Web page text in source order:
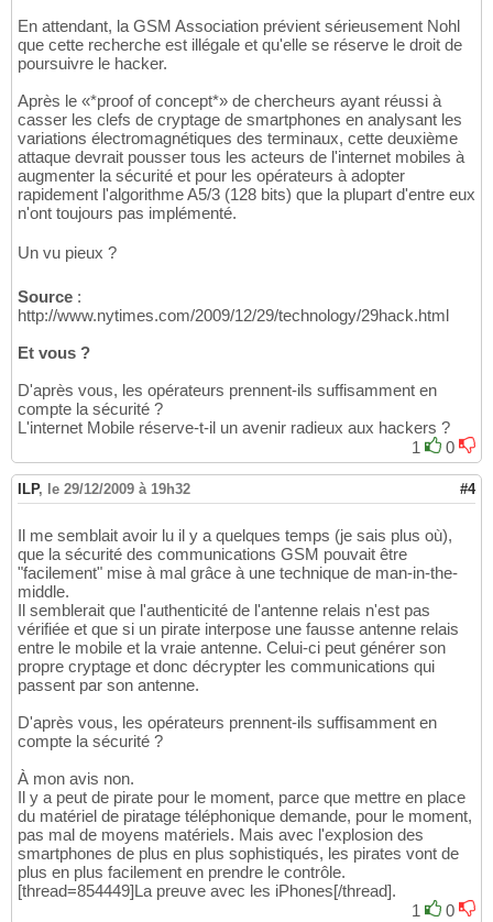
En attendant, la GSM Association prévient sérieusement Nohl
que cette recherche est illégale et qu'elle se réserve le droit de
poursuivre le hacker.
Après le «*proof of concept*» de chercheurs ayant réussi à
casser les clefs de cryptage de smartphones en analysant les
variations électromagnétiques des terminaux, cette deuxième
attaque devrait pousser tous les acteurs de l'internet mobiles à
augmenter la sécurité et pour les opérateurs à adopter
rapidement l'algorithme A5/3 (128 bits) que la plupart d'entre eux
n'ont toujours pas implémenté.
Un vu pieux ?
Source :
http://www.nytimes.com/2009/12/29/technology/29hack.html
Et vous ?
D'après vous, les opérateurs prennent-ils suffisamment en
compte la sécurité ?
L'internet Mobile réserve-t-il un avenir radieux aux hackers ?
1
0
ILP, le 29/12/2009 à 19h32 #4
Il me semblait avoir lu il y a quelques temps (je sais plus où),
que la sécurité des communications GSM pouvait être
"facilement" mise à mal grâce à une technique de man-in-the-
middle.
Il semblerait que l'authenticité de l'antenne relais n'est pas
vérifiée et que si un pirate interpose une fausse antenne relais
entre le mobile et la vraie antenne. Celui-ci peut générer son
propre cryptage et donc décrypter les communications qui
passent par son antenne.
D'après vous, les opérateurs prennent-ils suffisamment en
compte la sécurité ?
À mon avis non.
Il y a peut de pirate pour le moment, parce que mettre en place
du matériel de piratage téléphonique demande, pour le moment,
pas mal de moyens matériels. Mais avec l'explosion des
smartphones de plus en plus sophistiqués, les pirates vont de
plus en plus facilement en prendre le contrôle.
[thread=854449]La preuve avec les iPhones[/thread].
1
0